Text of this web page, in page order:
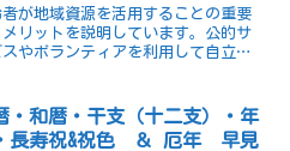
者が地域資源を活用することの重要
リットを説明しています。公的サ
スやボランティアを利用して自立し
しょう。
・和暦・干支（十二支）・年
長寿祝&祝色 ＆ 厄年 早見